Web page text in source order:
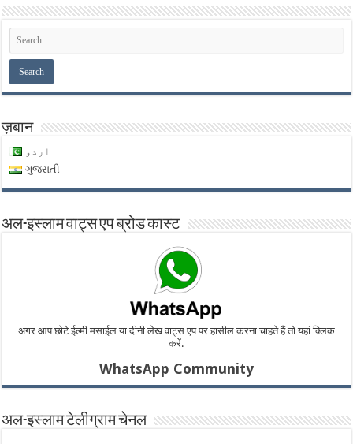
ज़बान
اردو
ગુજરાતી
अल-इस्लाम वाट्स एप ब्रोड कास्ट
अगर आप छोटे ईल्मी मसाईल या दीनी लेख वाट्स एप पर हासील करना चाहते हैं तो यहां क्लिक
करें.
WhatsApp Community
अल-इस्लाम टेलीग्राम चेनल